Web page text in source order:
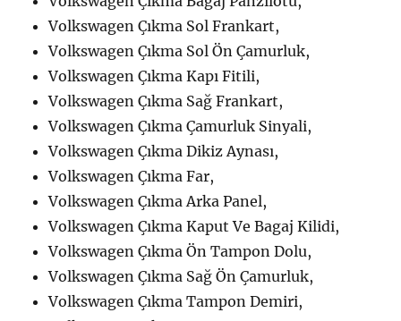
Volkswagen Çıkma Sol Frankart,
Volkswagen Çıkma Sol Ön Çamurluk,
Volkswagen Çıkma Kapı Fitili,
Volkswagen Çıkma Sağ Frankart,
Volkswagen Çıkma Çamurluk Sinyali,
Volkswagen Çıkma Dikiz Aynası,
Volkswagen Çıkma Far,
Volkswagen Çıkma Arka Panel,
Volkswagen Çıkma Kaput Ve Bagaj Kilidi,
Volkswagen Çıkma Ön Tampon Dolu,
Volkswagen Çıkma Sağ Ön Çamurluk,
Volkswagen Çıkma Tampon Demiri,